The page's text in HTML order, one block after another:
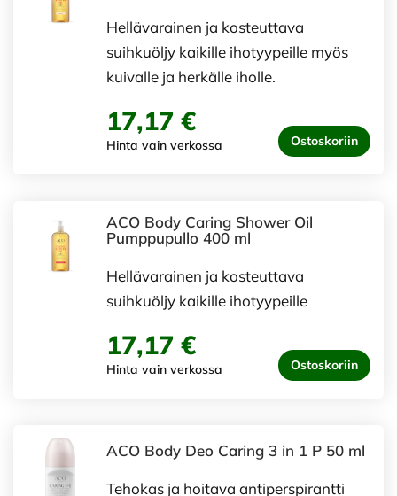
Hellävarainen ja kosteuttava
suihkuöljy kaikille ihotyypeille myös
kuivalle ja herkälle iholle.
17,17 €
Hinta vain verkossa Ostoskoriin
ACO Body Caring Shower Oil
Pumppupullo 400 ml
Hellävarainen ja kosteuttava
suihkuöljy kaikille ihotyypeille
17,17 €
Hinta vain verkossa Ostoskoriin
ACO Body Deo Caring 3 in 1 P 50 ml
Tehokas ja hoitava antiperspirantti